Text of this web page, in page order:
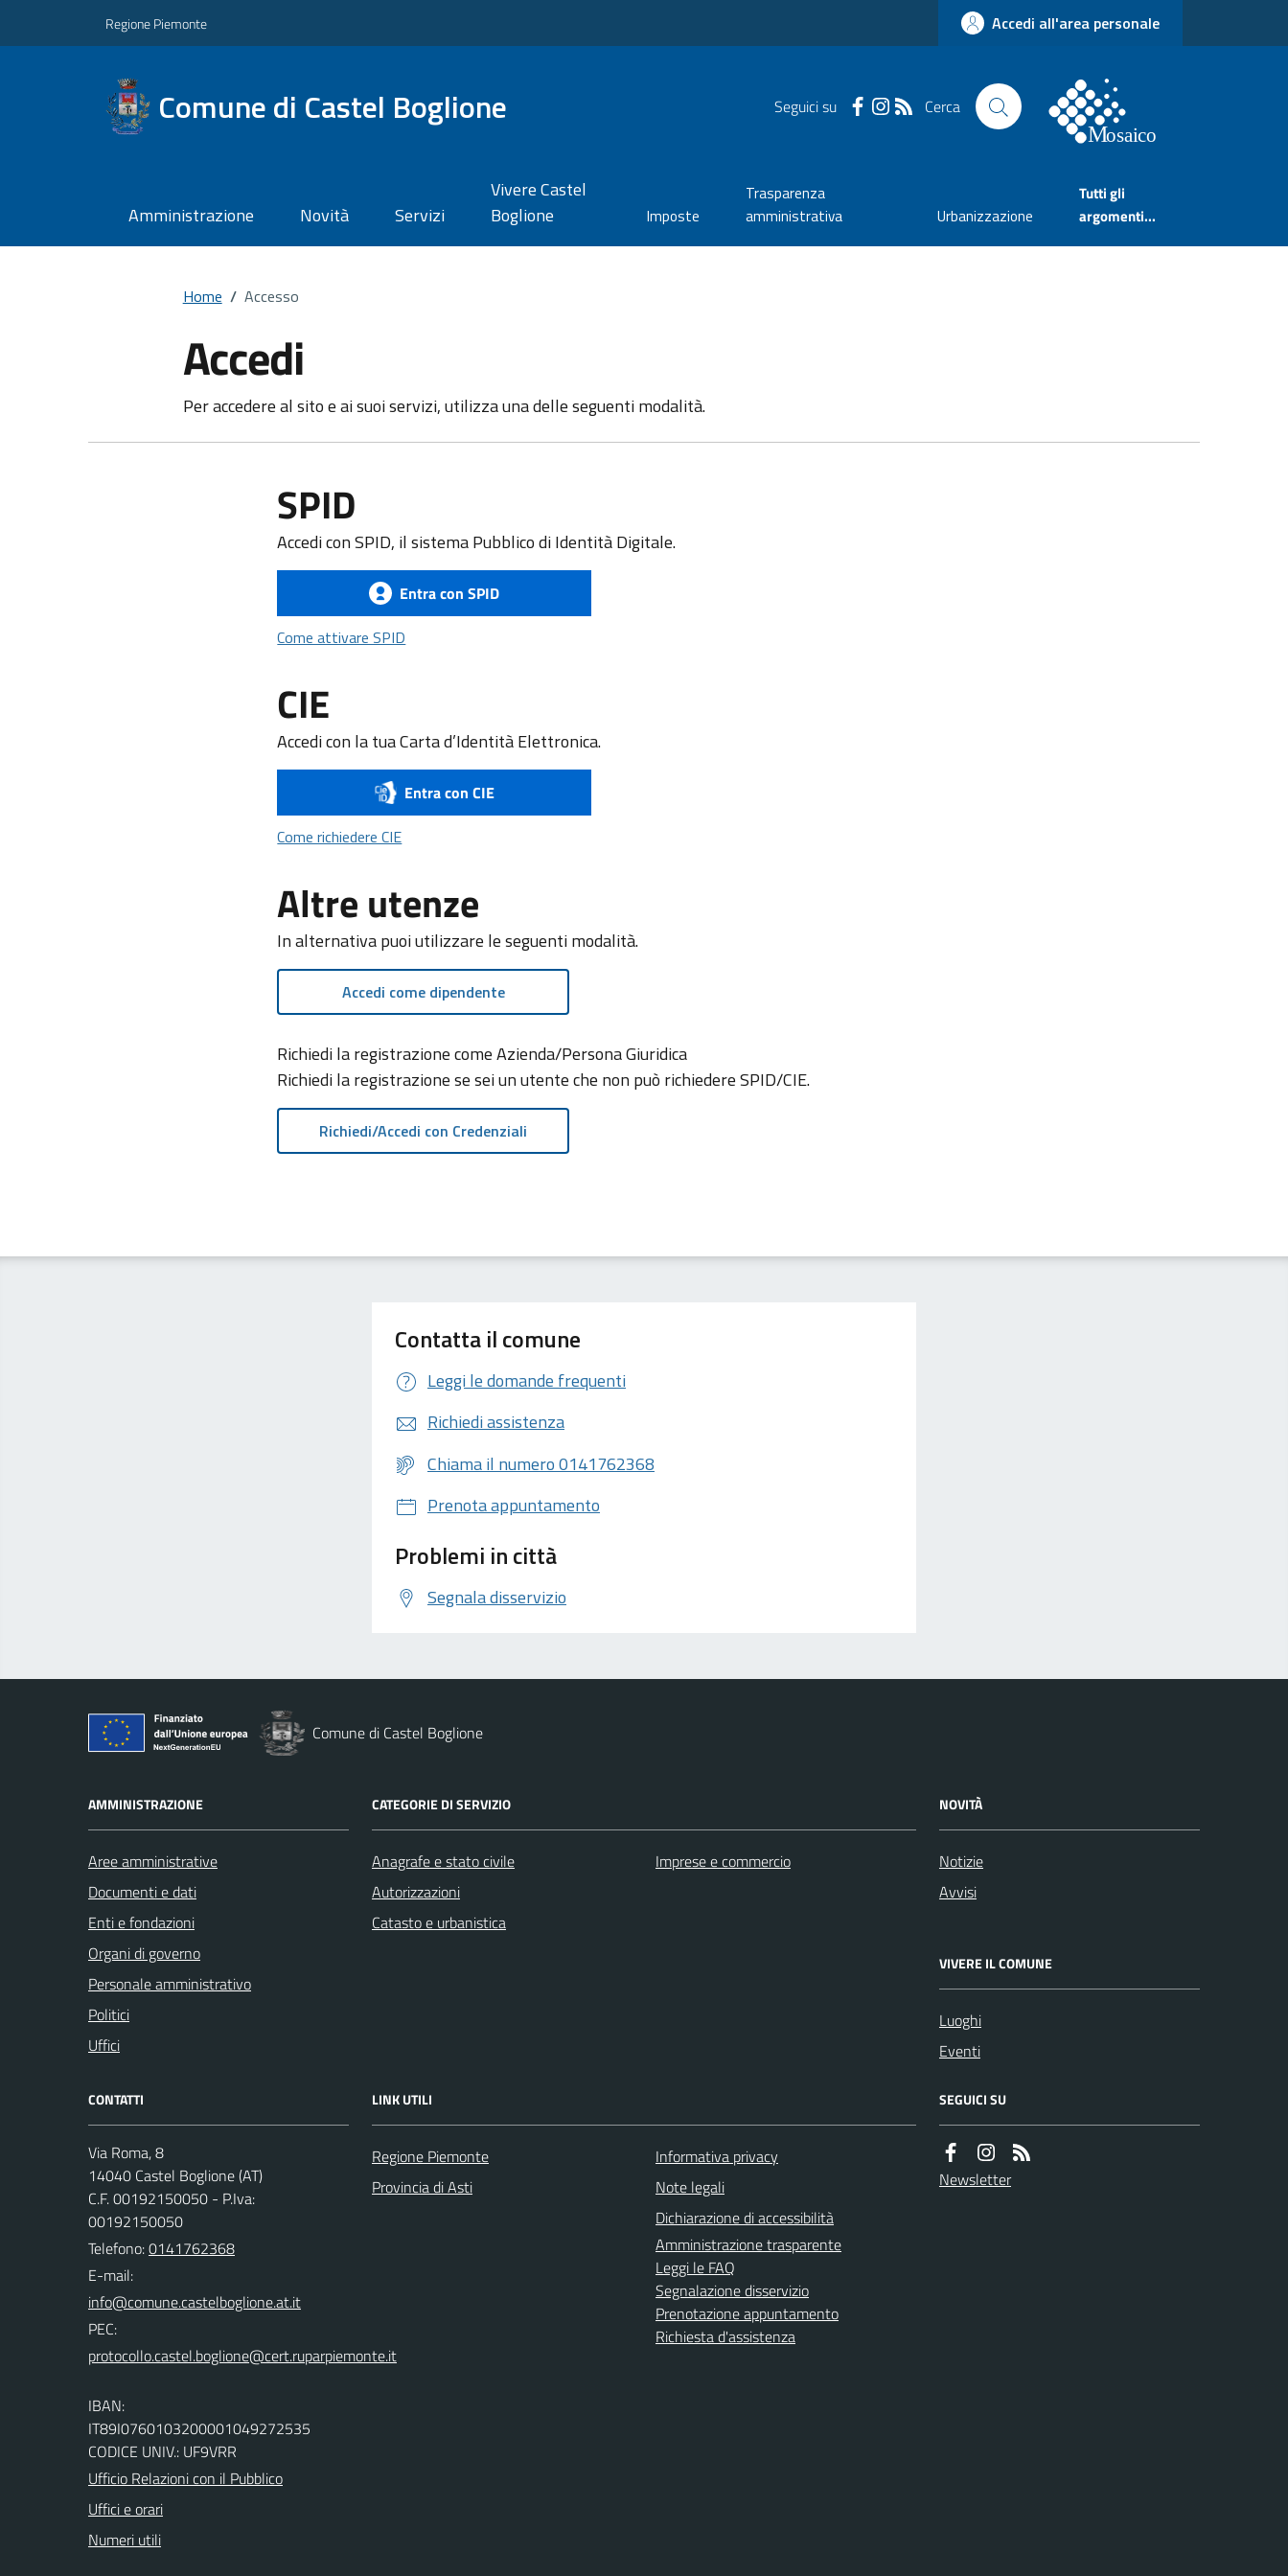
Regione Piemonte Accedi all'area personale
Comune di Castel Boglione Seguici su Cerca
Amministrazione Novità Servizi
Vivere Castel
Boglione
Imposte
Trasparenza
amministrativa
Urbanizzazione
Tutti gli
argomenti...
Home / Accesso
Accedi
Per accedere al sito e ai suoi servizi, utilizza una delle seguenti modalità.
SPID
Accedi con SPID, il sistema Pubblico di Identità Digitale.
Entra con SPID
Come attivare SPID
CIE
Accedi con la tua Carta d’Identità Elettronica.
Entra con CIE
Come richiedere CIECome richiedere CIE
Altre utenze
In alternativa puoi utilizzare le seguenti modalità.
Accedi come dipendente
Richiedi la registrazione come Azienda/Persona Giuridica
Richiedi la registrazione se sei un utente che non può richiedere SPID/CIE.
Contatta il comune
Leggi le domande frequenti
Richiedi assistenza
Chiama il numero 0141762368
Prenota appuntamento
Problemi in città
Segnala disservizio
Comune di Castel Boglione
AMMINISTRAZIONE
Aree amministrative
Documenti e dati
Enti e fondazioni
Organi di governo
Personale amministrativo
Politici
Uffici
CATEGORIE DI SERVIZIO
Anagrafe e stato civile
Autorizzazioni
Catasto e urbanistica
Imprese e commercio
NOVITÀ
Notizie
Avvisi
VIVERE IL COMUNE
Luoghi
Eventi
CONTATTI
Via Roma, 8
14040 Castel Boglione (AT)
C.F. 00192150050 - P.Iva:
00192150050
Telefono:0141762368
E-mail:
PEC:
IBAN:
IT89I0760103200001049272535
CODICE UNIV.: UF9VRR
Ufficio Relazioni con il Pubblico
Uffici e orari
Numeri utili
LINK UTILI
Regione Piemonte
Provincia di Asti
Informativa privacy
Note legali
Dichiarazione di accessibilità
Amministrazione trasparente
Leggi le FAQ
Segnalazione disservizio
Prenotazione appuntamento
Richiesta d'assistenza
SEGUICI SU
Newsletter